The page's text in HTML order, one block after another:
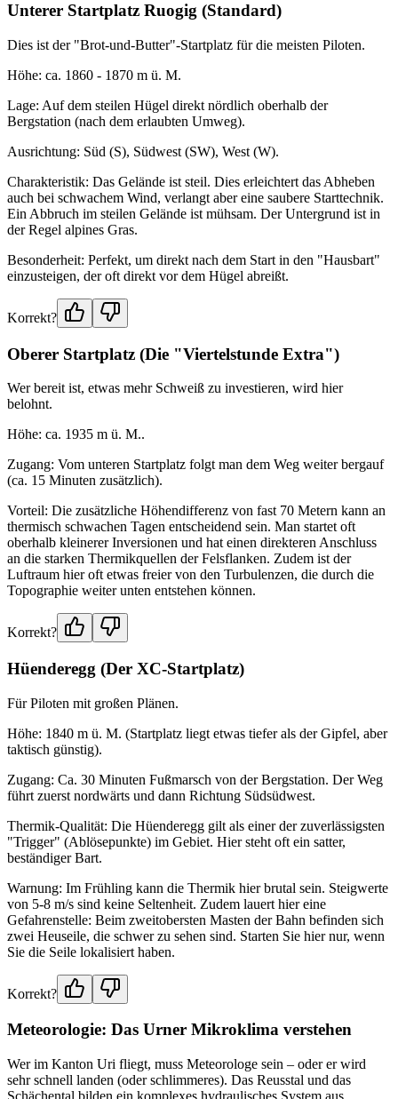
Unterer Startplatz Ruogig (Standard)
Dies ist der "Brot-und-Butter"-Startplatz für die meisten Piloten.
Höhe: ca. 1860 - 1870 m ü. M.
Lage: Auf dem steilen Hügel direkt nördlich oberhalb der
Bergstation (nach dem erlaubten Umweg).
Ausrichtung: Süd (S), Südwest (SW), West (W).
Charakteristik: Das Gelände ist steil. Dies erleichtert das Abheben
auch bei schwachem Wind, verlangt aber eine saubere Starttechnik.
Ein Abbruch im steilen Gelände ist mühsam. Der Untergrund ist in
der Regel alpines Gras.
Besonderheit: Perfekt, um direkt nach dem Start in den "Hausbart"
einzusteigen, der oft direkt vor dem Hügel abreißt.
Korrekt?
Oberer Startplatz (Die "Viertelstunde Extra")
Wer bereit ist, etwas mehr Schweiß zu investieren, wird hier
belohnt.
Höhe: ca. 1935 m ü. M..
Zugang: Vom unteren Startplatz folgt man dem Weg weiter bergauf
(ca. 15 Minuten zusätzlich).
Vorteil: Die zusätzliche Höhendifferenz von fast 70 Metern kann an
thermisch schwachen Tagen entscheidend sein. Man startet oft
oberhalb kleinerer Inversionen und hat einen direkteren Anschluss
an die starken Thermikquellen der Felsflanken. Zudem ist der
Luftraum hier oft etwas freier von den Turbulenzen, die durch die
Topographie weiter unten entstehen können.
Korrekt?
Hüenderegg (Der XC-Startplatz)
Für Piloten mit großen Plänen.
Höhe: 1840 m ü. M. (Startplatz liegt etwas tiefer als der Gipfel, aber
taktisch günstig).
Zugang: Ca. 30 Minuten Fußmarsch von der Bergstation. Der Weg
führt zuerst nordwärts und dann Richtung Südsüdwest.
Thermik-Qualität: Die Hüenderegg gilt als einer der zuverlässigsten
"Trigger" (Ablösepunkte) im Gebiet. Hier steht oft ein satter,
beständiger Bart.
Warnung: Im Frühling kann die Thermik hier brutal sein. Steigwerte
von 5-8 m/s sind keine Seltenheit. Zudem lauert hier eine
Gefahrenstelle: Beim zweitobersten Masten der Bahn befinden sich
zwei Heuseile, die schwer zu sehen sind. Starten Sie hier nur, wenn
Sie die Seile lokalisiert haben.
Korrekt?
Meteorologie: Das Urner Mikroklima verstehen
Wer im Kanton Uri fliegt, muss Meteorologe sein – oder er wird
sehr schnell landen (oder schlimmeres). Das Reusstal und das